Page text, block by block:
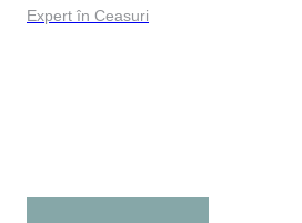
Expert în Ceasuri